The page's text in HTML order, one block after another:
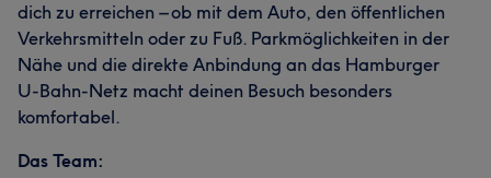
dich zu erreichen – ob mit dem Auto, den öffentlichen
Verkehrsmitteln oder zu Fuß. Parkmöglichkeiten in der
Nähe und die direkte Anbindung an das Hamburger
U-Bahn-Netz macht deinen Besuch besonders
komfortabel.
Das Team: